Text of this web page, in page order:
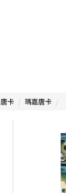
唐卡 瑪嘉唐卡